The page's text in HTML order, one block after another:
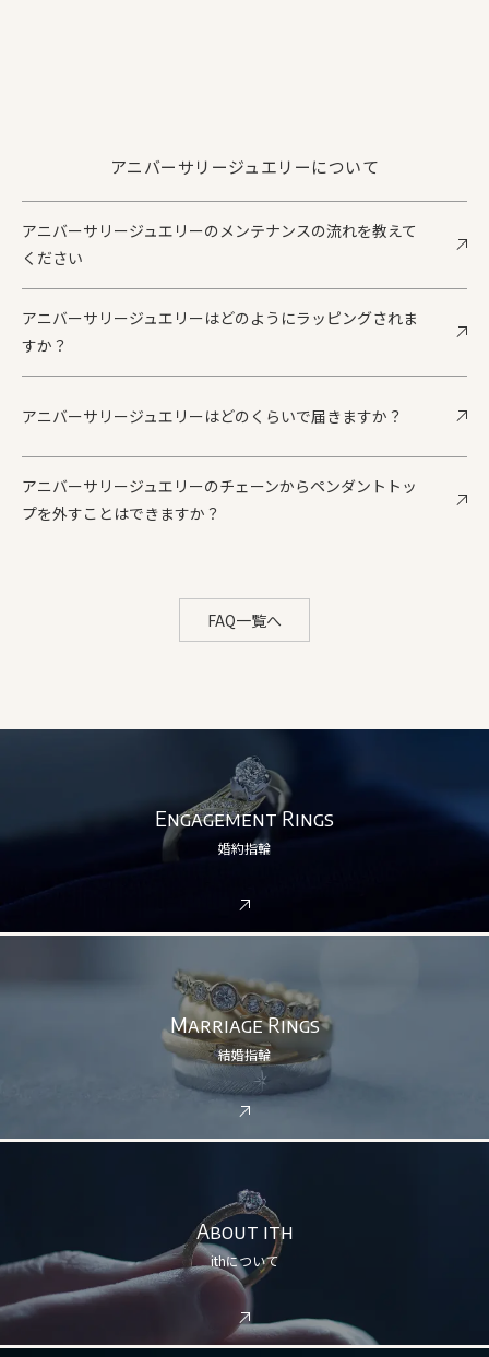
アニバーサリージュエリーについて
アニバーサリージュエリーのメンテナンスの流れを教えて
ください
アニバーサリージュエリーはどのようにラッピングされま
すか？
アニバーサリージュエリーはどのくらいで届きますか？
アニバーサリージュエリーのチェーンからペンダントトッ
プを外すことはできますか？
FAQ一覧へ
Engagement Rings
婚約指輪
Marriage Rings
結婚指輪
About ith
ithについて